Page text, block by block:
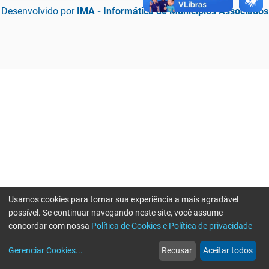
Desenvolvido por IMA - Informática de Municípios Associados
web
Notícias
more_horiz
Mais
Usamos cookies para tornar sua experiência a mais agradável
possível. Se continuar navegando neste site, você assume
concordar com nossa Política de Cookies e Política de privacidade
Gerenciar Cookies... Recusar Aceitar todos
Erro ao enviar informações, por favor tente novamente